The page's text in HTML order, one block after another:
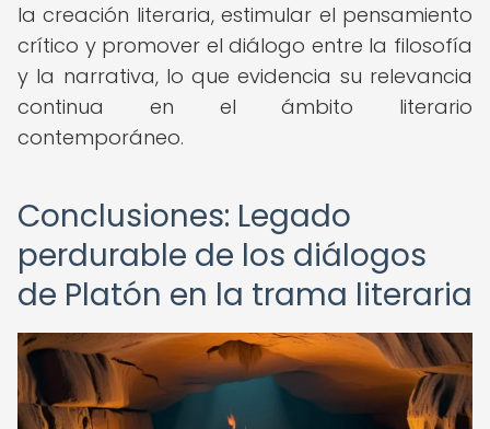
la creación literaria, estimular el pensamiento
crítico y promover el diálogo entre la filosofía
y la narrativa, lo que evidencia su relevancia
continua en el ámbito literario
contemporáneo.
Conclusiones: Legado
perdurable de los diálogos
de Platón en la trama literaria